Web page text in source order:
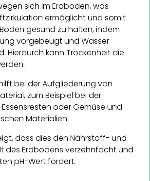
sich im Erdboden, was
ermöglicht und somit
gesund zu halten, indem
vorgebeugt und Wasser
Hierdurch kann Trockenheit die
bei der Aufgliederung von
zum Beispiel bei der
oder Gemüse und
Materialien.
dass dies den Nährstoff- und
des Erdbodens verzehnfacht und
pH-Wert fördert.